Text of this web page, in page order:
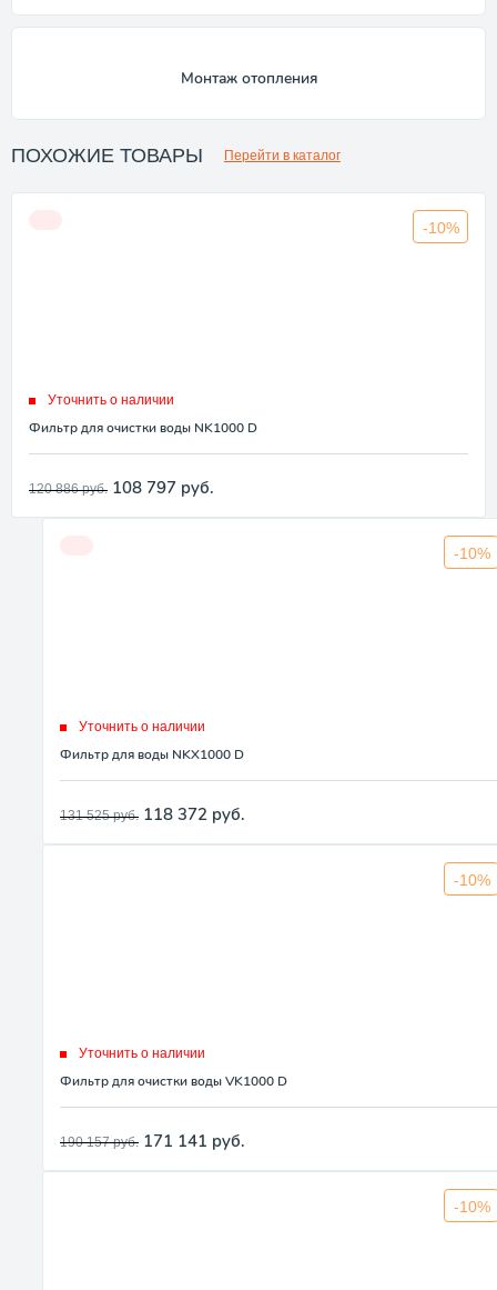
Монтаж отопления
ПОХОЖИЕ ТОВАРЫ Перейти в каталог
-10%
Уточнить о наличии
Фильтр для очистки воды NK1000 D
120 886руб. 108 797 руб.
-10%
Уточнить о наличии
Фильтр для воды NKX1000 D
131 525руб. 118 372 руб.
-10%
Уточнить о наличии
Фильтр для очистки воды VK1000 D
190 157руб. 171 141 руб.
-10%